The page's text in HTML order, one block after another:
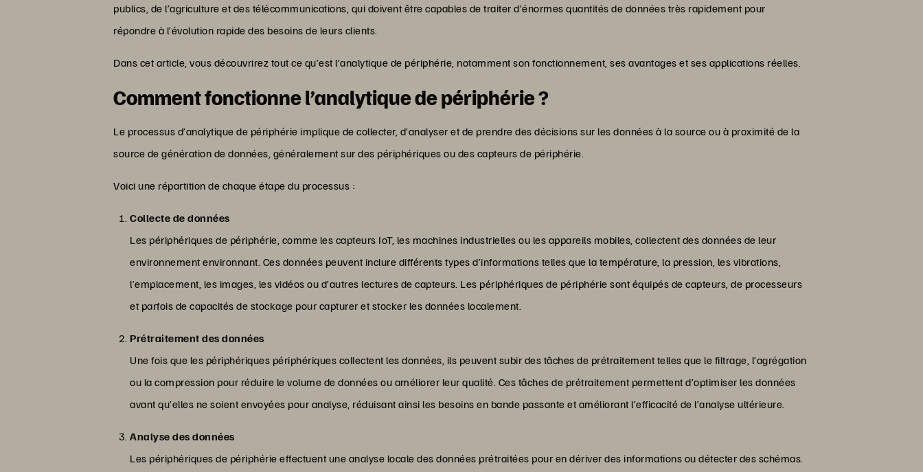
publics, de l’agriculture et des télécommunications, qui doivent être capables de traiter d’énormes quantités de données très rapidement pour
répondre à l’évolution rapide des besoins de leurs clients.
Dans cet article, vous découvrirez tout ce qu’est l’analytique de périphérie, notamment son fonctionnement, ses avantages et ses applications réelles.
Comment fonctionne l’analytique de périphérie ?
Le processus d’analytique de périphérie implique de collecter, d’analyser et de prendre des décisions sur les données à la source ou à proximité de la
source de génération de données, généralement sur des périphériques ou des capteurs de périphérie.
Voici une répartition de chaque étape du processus :
Collecte de données
Les périphériques de périphérie, comme les capteurs IoT, les machines industrielles ou les appareils mobiles, collectent des données de leur
environnement environnant. Ces données peuvent inclure différents types d’informations telles que la température, la pression, les vibrations,
l’emplacement, les images, les vidéos ou d’autres lectures de capteurs. Les périphériques de périphérie sont équipés de capteurs, de processeurs
et parfois de capacités de stockage pour capturer et stocker les données localement.
Prétraitement des données
Une fois que les périphériques périphériques collectent les données, ils peuvent subir des tâches de prétraitement telles que le filtrage, l’agrégation
ou la compression pour réduire le volume de données ou améliorer leur qualité. Ces tâches de prétraitement permettent d’optimiser les données
avant qu’elles ne soient envoyées pour analyse, réduisant ainsi les besoins en bande passante et améliorant l’efficacité de l’analyse ultérieure.
Analyse des données
Les périphériques de périphérie effectuent une analyse locale des données prétraitées pour en dériver des informations ou détecter des schémas.